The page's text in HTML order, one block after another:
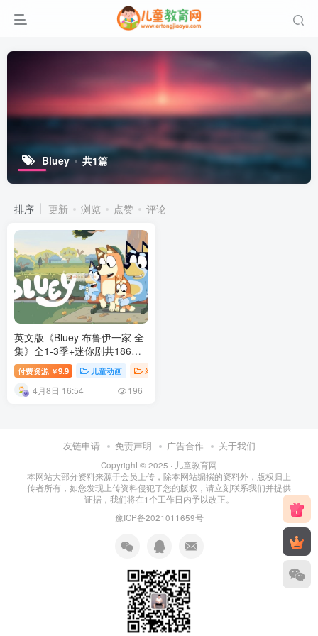
Bluey 共1篇
排序 更新 浏览 点赞 评论
英文版《Bluey 布鲁伊一家 全
集》全1-3季+迷你剧共186集
百度网盘下载
付费资源 ￥9.9 儿童动画 幼儿早教
4月8日 16:54 196
友链申请 免责声明 广告合作 关于我们
Copyright © 2025 · 儿童教育网
本网站大部分资料来源于会员上传，除本网站编撰的资料外，版权归上
传者所有，如您发现上传资料侵犯了您的版权，请立刻联系我们并提供
证据，我们将在1个工作日内予以改正。
豫ICP备2021011659号